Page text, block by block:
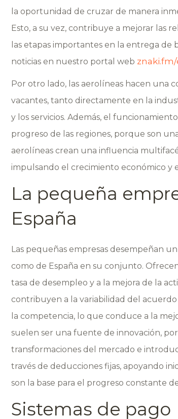
la oportunidad de cruzar de manera
Esto, a su vez, contribuye a mejorar las
las etapas importantes en la entrega de
noticias en nuestro portal web
Por otro lado, las aerolíneas hacen una
vacantes, tanto directamente en la
y los servicios. Además, el
progreso de las regiones, porque son
aerolíneas crean una influencia
impulsando el crecimiento económico
La pequeña
España
Las pequeñas empresas desempeñan
como de España en su conjunto.
tasa de desempleo y a la mejora de la
contribuyen a la variabilidad del
la competencia, lo que conduce a la
suelen ser una fuente de innovación,
transformaciones del mercado e
través de deducciones fijas, apoyando
son la base para el progreso constante
Sistemas de pago